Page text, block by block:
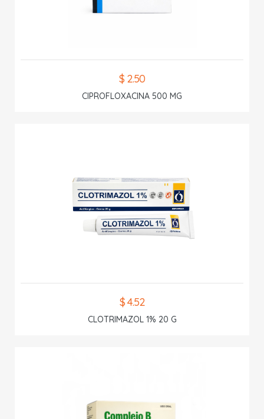
$ 2.50
CIPROFLOXACINA 500 MG
$ 4.52
CLOTRIMAZOL 1% 20 G